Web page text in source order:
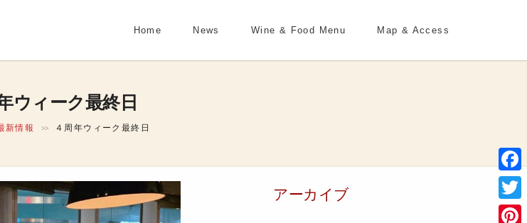
Home News Wine & Food Menu Map & Access
ウィーク最終日
新情報 >> ４周年ウィーク最終日
アーカイブ